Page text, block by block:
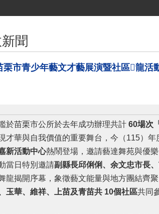
聞
栗市青少年藝文才藝展演暨社區𪹚龍活
於苗栗市公所於去年成功辦理共計 60場次 「
才華與自我價值的重要舞台，今（115）年
新活動中心熱鬧登場，邀請藝達舞苑與優
當日特別邀請副縣長邱俐俐、余文忠市長
龍揭開序幕，象徵藝文能量與地方團結齊
玉華、維祥、上苗及青苗共 10個社區共同